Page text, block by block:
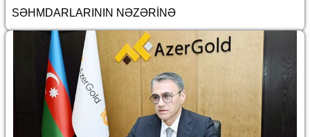
SƏHMDARLARININ NƏZƏRİNƏ